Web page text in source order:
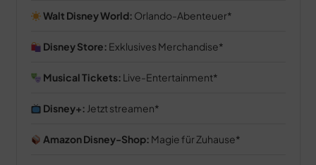
Walt Disney World: Orlando-Abenteuer
Disney Store: Exklusives Merchandise
Musical Tickets: Live-Entertainment
Disney+: Jetzt streamen
Amazon Disney-Shop: Magie für Zuhause